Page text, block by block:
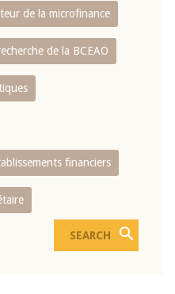
de la microfinance
de la BCEAO
financiers